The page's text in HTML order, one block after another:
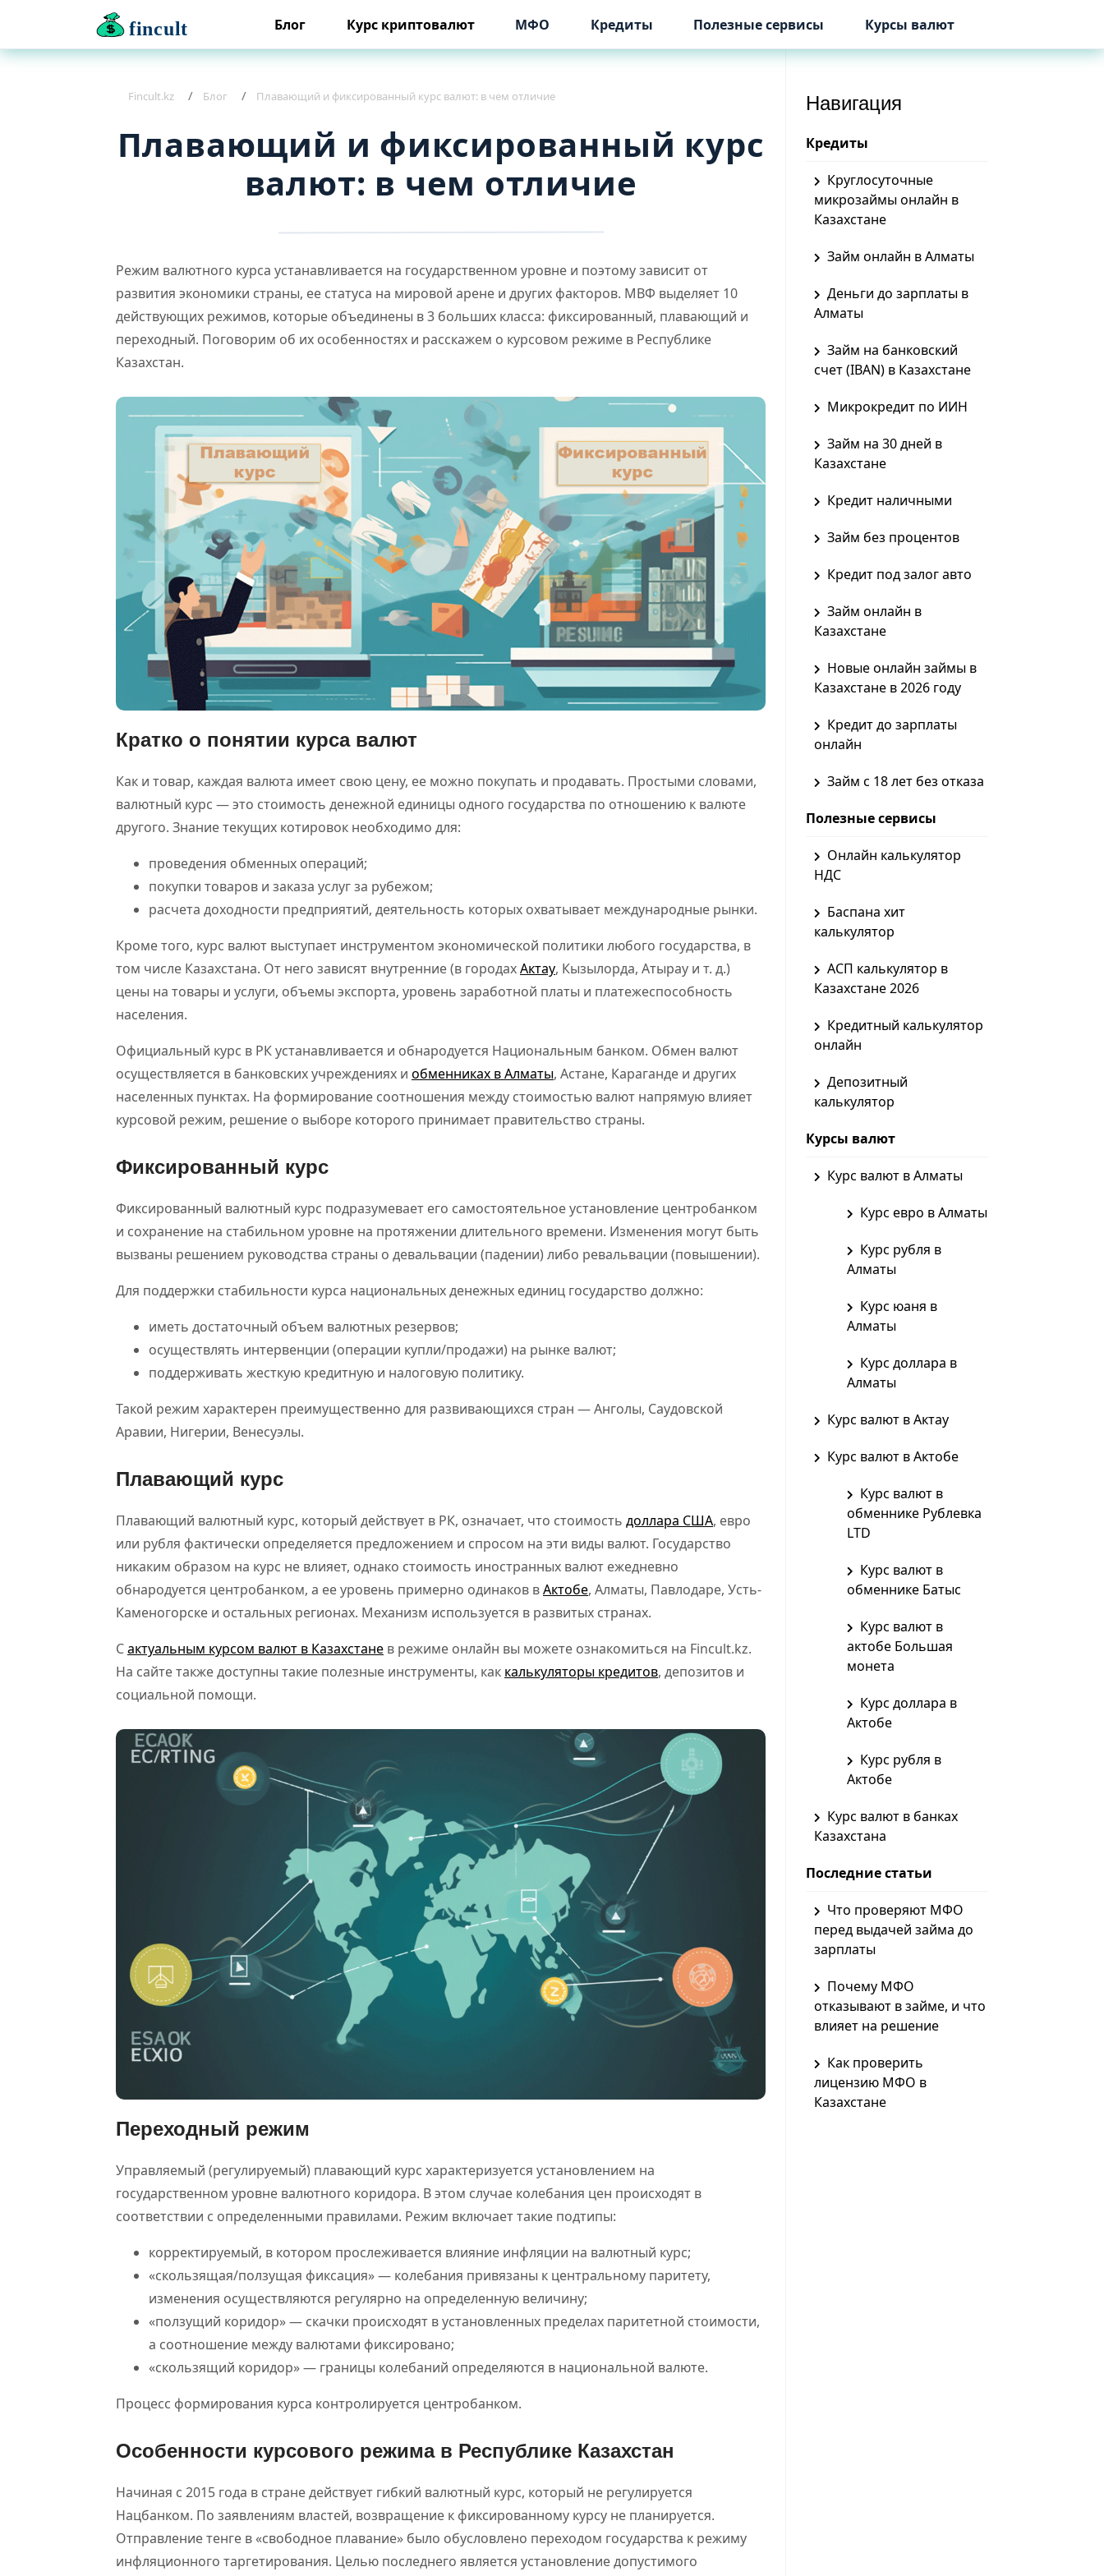
fincult Блог Курс криптовалют МФО Кредиты Полезные сервисы Курсы валют
Fincult.kz Блог Плавающий и фиксированный курс валют: в чем отличие
Плавающий и фиксированный курс
валют: в чем отличие
Режим валютного курса устанавливается на государственном уровне и поэтому зависит от
развития экономики страны, ее статуса на мировой арене и других факторов. МВФ выделяет 10
действующих режимов, которые объединены в 3 больших класса: фиксированный, плавающий и
переходный. Поговорим об их особенностях и расскажем о курсовом режиме в Республике
Казахстан.
Кратко о понятии курса валют
Как и товар, каждая валюта имеет свою цену, ее можно покупать и продавать. Простыми словами,
валютный курс — это стоимость денежной единицы одного государства по отношению к валюте
другого. Знание текущих котировок необходимо для:
проведения обменных операций;
покупки товаров и заказа услуг за рубежом;
расчета доходности предприятий, деятельность которых охватывает международные рынки.
Кроме того, курс валют выступает инструментом экономической политики любого государства, в
том числе Казахстана. От него зависят внутренние (в городахАктау, Кызылорда, Атырау и т. д.)
цены на товары и услуги, объемы экспорта, уровень заработной платы и платежеспособность
населения.
Официальный курс в РК устанавливается и обнародуется Национальным банком. Обмен валют
осуществляется в банковских учреждениях и обменниках в Алматы, Астане, Караганде и других
населенных пунктах. На формирование соотношения между стоимостью валют напрямую влияет
курсовой режим, решение о выборе которого принимает правительство страны.
Фиксированный курс
Фиксированный валютный курс подразумевает его самостоятельное установление центробанком
и сохранение на стабильном уровне на протяжении длительного времени. Изменения могут быть
вызваны решением руководства страны о девальвации (падении) либо ревальвации (повышении).
Для поддержки стабильности курса национальных денежных единиц государство должно:
иметь достаточный объем валютных резервов;
осуществлять интервенции (операции купли/продажи) на рынке валют;
поддерживать жесткую кредитную и налоговую политику.
Такой режим характерен преимущественно для развивающихся стран — Анголы, Саудовской
Аравии, Нигерии, Венесуэлы.
Плавающий курс
Плавающий валютный курс, который действует в РК, означает, что стоимость доллара США, евро
или рубля фактически определяется предложением и спросом на эти виды валют. Государство
никаким образом на курс не влияет, однако стоимость иностранных валют ежедневно
обнародуется центробанком, а ее уровень примерно одинаков вАктобе, Алматы, Павлодаре, Усть-
Каменогорске и остальных регионах. Механизм используется в развитых странах.
Сактуальным курсом валют в Казахстане в режиме онлайн вы можете ознакомиться на Fincult.kz.
На сайте также доступны такие полезные инструменты, как калькуляторы кредитов, депозитов и
социальной помощи.
Переходный режим
Управляемый (регулируемый) плавающий курс характеризуется установлением на
государственном уровне валютного коридора. В этом случае колебания цен происходят в
соответствии с определенными правилами. Режим включает такие подтипы:
корректируемый, в котором прослеживается влияние инфляции на валютный курс;
«скользящая/ползущая фиксация» — колебания привязаны к центральному паритету,
изменения осуществляются регулярно на определенную величину;
«ползущий коридор» — скачки происходят в установленных пределах паритетной стоимости,
а соотношение между валютами фиксировано;
«скользящий коридор» — границы колебаний определяются в национальной валюте.
Процесс формирования курса контролируется центробанком.
Особенности курсового режима в Республике Казахстан
Начиная с 2015 года в стране действует гибкий валютный курс, который не регулируется
Нацбанком. По заявлениям властей, возвращение к фиксированному курсу не планируется.
Отправление тенге в «свободное плавание» было обусловлено переходом государства к режиму
инфляционного таргетирования. Целью последнего является установление допустимого
Навигация
Кредиты
Круглосуточные
микрозаймы онлайн в
Казахстане
Займ онлайн в Алматы
Деньги до зарплаты в
Алматы
Займ на банковский
счет (IBAN) в Казахстане
Микрокредит по ИИН
Займ на 30 дней в
Казахстане
Кредит наличными
Займ без процентов
Кредит под залог авто
Займ онлайн в
Казахстане
Новые онлайн займы в
Казахстане в 2026 году
Кредит до зарплаты
онлайн
Займ с 18 лет без отказа
Полезные сервисы
Онлайн калькулятор
НДС
Баспана хит
калькулятор
АСП калькулятор в
Казахстане 2026
Кредитный калькулятор
онлайн
Депозитный
калькулятор
Курсы валют
Курс валют в Алматы
Курс евро в Алматы
Курс рубля в
Алматы
Курс юаня в
Алматы
Курс доллара в
Алматы
Курс валют в Актау
Курс валют в Актобе
Курс валют в
обменнике Рублевка
LTD
Курс валют в
обменнике Батыс
Курс валют в
актобе Большая
монета
Курс доллара в
Актобе
Курс рубля в
Актобе
Курс валют в банках
Казахстана
Последние статьи
Что проверяют МФО
перед выдачей займа до
зарплаты
Почему МФО
отказывают в займе, и что
влияет на решение
Как проверить
лицензию МФО в
Казахстане